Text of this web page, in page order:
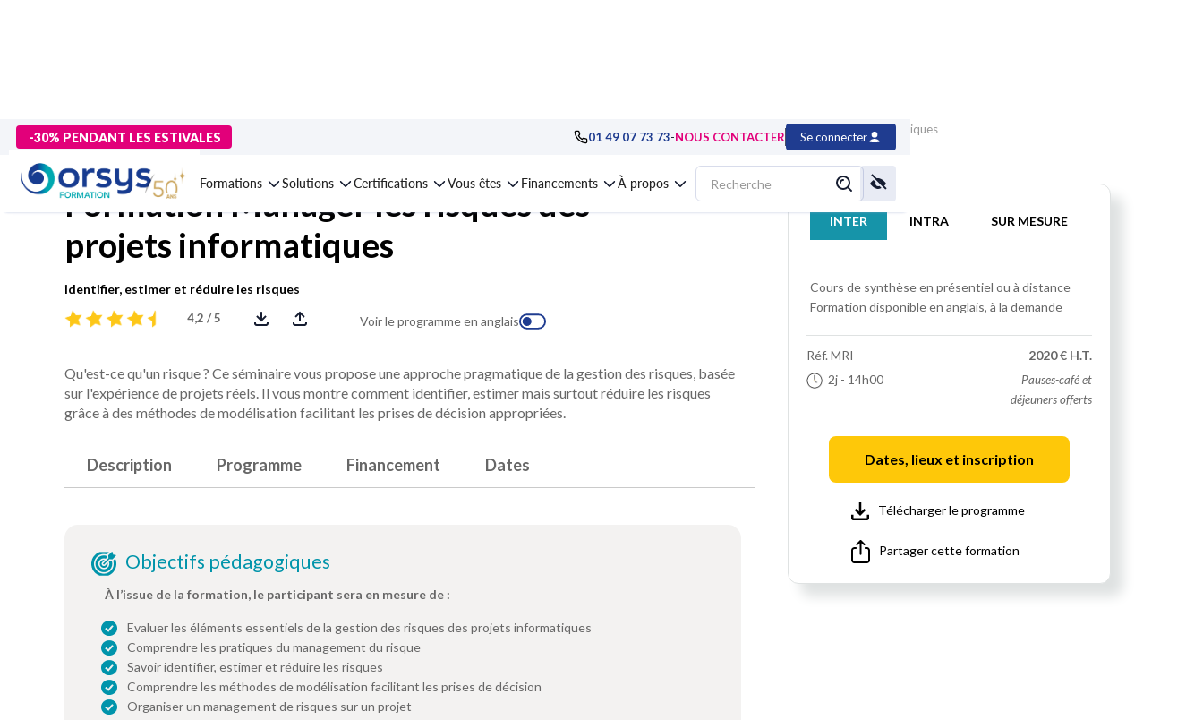
-30% PENDANT LES ESTIVALES 01 49 07 73 73-NOUS CONTACTER Se connecter
Formations Solutions Certifications Vous êtes Financements À propos
> Formations>Technologies numériques Les fondamentaux de la gestion de projet Formation Manager les risques des projets informatiques
Formation Manager les risques des
projets informatiques
identifier, estimer et réduire les risques
4,2 / 5 Voir le programme en anglais
INTER INTRA SUR MESURE
Cours de synthèse en présentiel ou à distance
Formation disponible en anglais, à la demande
Réf. MRI
2j - 14h00
2020 € H.T.
Pauses-café et
déjeuners offerts
Dates, lieux et inscription
Télécharger le programme
Partager cette formation
Qu'est-ce qu'un risque ? Ce séminaire vous propose une approche pragmatique de la gestion des risques, basée
sur l'expérience de projets réels. Il vous montre comment identifier, estimer mais surtout réduire les risques
grâce à des méthodes de modélisation facilitant les prises de décision appropriées.
Description Programme Financement Dates
Objectifs pédagogiques
À l’issue de la formation, le participant sera en mesure de :
Evaluer les éléments essentiels de la gestion des risques des projets informatiques
Comprendre les pratiques du management du risque
Savoir identifier, estimer et réduire les risques
Comprendre les méthodes de modélisation facilitant les prises de décision
Organiser un management de risques sur un projet